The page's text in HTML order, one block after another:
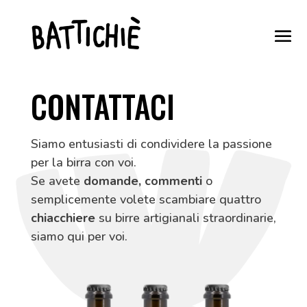
CONTATTACI
Siamo entusiasti di condividere la passione
per la birra con voi.
Se avete domande, commentio
semplicemente volete scambiare quattro
chiacchieresu birre artigianali straordinarie,
siamo qui per voi.